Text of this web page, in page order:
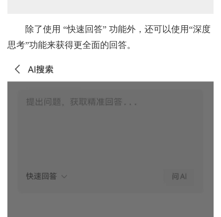
除了使用 “快速回答” 功能外，还可以使用“深度
思考”功能来获得更全面的回答。